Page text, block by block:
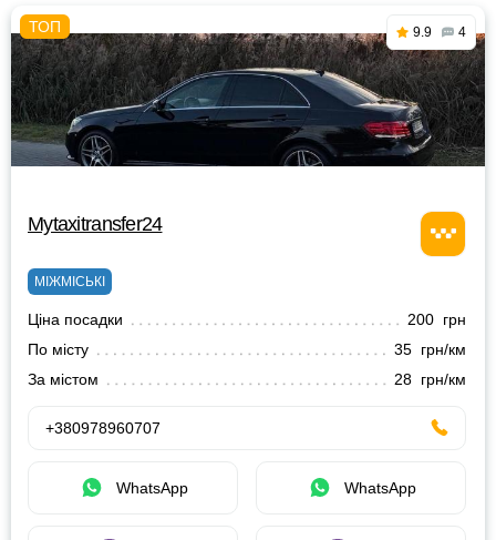
9.9 4
Mytaxitransfer24
МІЖМІСЬКІ
Ціна посадки
200 грн
По місту
35 грн/км
За містом
28 грн/км
+380978960707
WhatsApp WhatsApp